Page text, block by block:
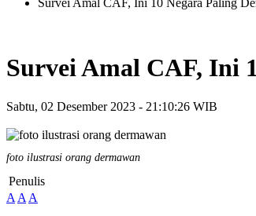
Survei Amal CAF, Ini 10 Negara Paling
Survei Amal CAF, Ini
Sabtu, 02 Desember 2023 - 21:10:26 WIB
foto ilustrasi orang dermawan
Penulis
A A A